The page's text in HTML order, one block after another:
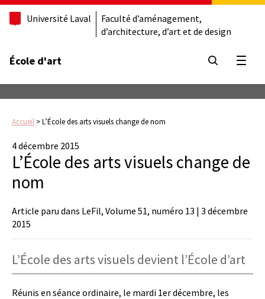
Université Laval
Faculté d’aménagement,
d’architecture, d’art et de design
École d'art
Accueil >L’École des arts visuels change de nom
4 décembre 2015
L’École des arts visuels change de
nom
Article paru dans LeFil, Volume 51, numéro 13 | 3 décembre
2015
L’École des arts visuels devient l’École d’art
Réunis en séance ordinaire, le mardi 1er décembre, les